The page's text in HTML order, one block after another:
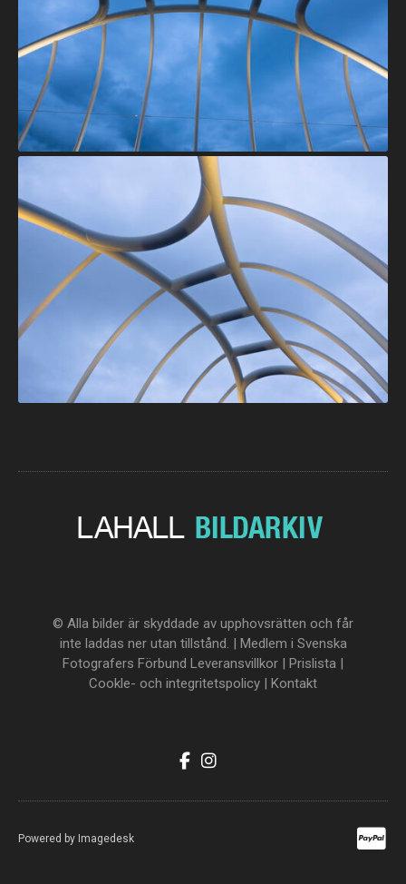
© Alla bilder är skyddade av upphovsrätten och får
inte laddas ner utan tillstånd. | Medlem i Svenska
Fotografers Förbund Leveransvillkor | Prislista |
Cookle- och integritetspolicy | Kontakt
Powered by Imagedesk